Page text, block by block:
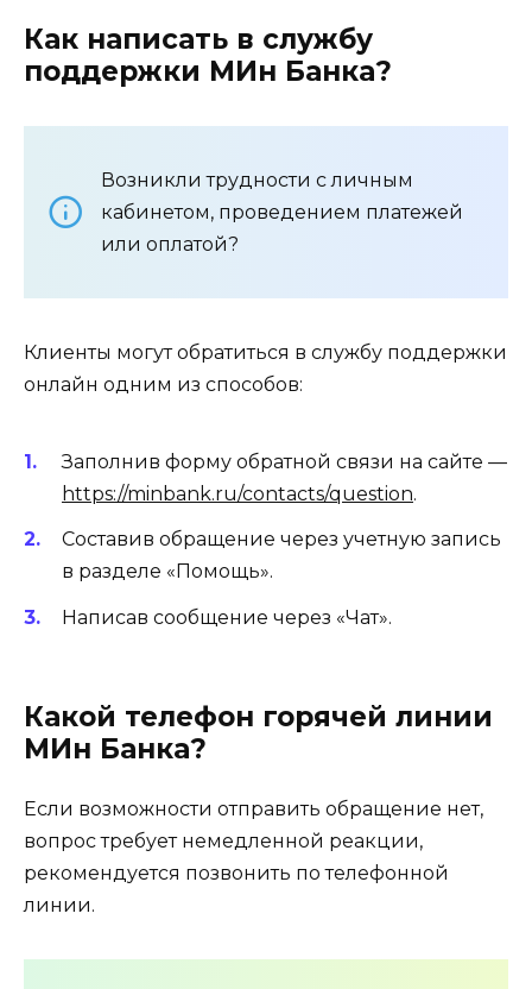
Как написать в службу
поддержки МИн Банка?
Возникли трудности с личным
кабинетом, проведением платежей
или оплатой?
Клиенты могут обратиться в службу поддержки
онлайн одним из способов:
Заполнив форму обратной связи на сайте —
https://minbank.ru/contacts/question.
Составив обращение через учетную запись
в разделе «Помощь».
Написав сообщение через «Чат».
Какой телефон горячей линии
МИн Банка?
Если возможности отправить обращение нет,
вопрос требует немедленной реакции,
рекомендуется позвонить по телефонной
линии.